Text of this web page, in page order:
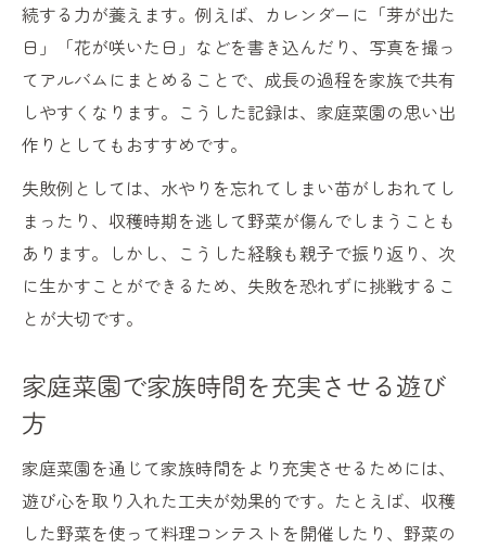
続する力が養えます。例えば、カレンダーに「芽が出た
日」「花が咲いた日」などを書き込んだり、写真を撮っ
てアルバムにまとめることで、成長の過程を家族で共有
しやすくなります。こうした記録は、家庭菜園の思い出
作りとしてもおすすめです。
失敗例としては、水やりを忘れてしまい苗がしおれてし
まったり、収穫時期を逃して野菜が傷んでしまうことも
あります。しかし、こうした経験も親子で振り返り、次
に生かすことができるため、失敗を恐れずに挑戦するこ
とが大切です。
家庭菜園で家族時間を充実させる遊び
方
家庭菜園を通じて家族時間をより充実させるためには、
遊び心を取り入れた工夫が効果的です。たとえば、収穫
した野菜を使って料理コンテストを開催したり、野菜の